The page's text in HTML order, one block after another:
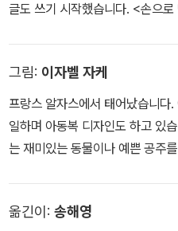
글도 쓰기 시작했습니다. <손으로 만드는 숲 이야기>는 우리나라에
그림: 이자벨 자케
프랑스 알자스에서 태어났습니다
일하며 아동복 디자인도 하고 있
는 재미있는 동물이나 예쁜 공주
옮긴이: 송해영